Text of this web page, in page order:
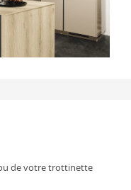
de votre trottinette